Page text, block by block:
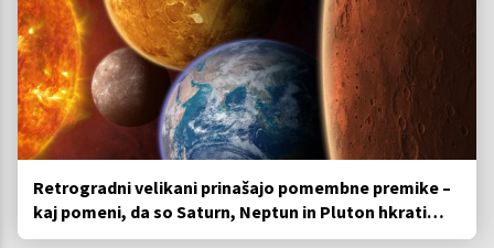
Retrogradni velikani prinašajo pomembne premike –
kaj pomeni, da so Saturn, Neptun in Pluton hkrati
retrogradni?